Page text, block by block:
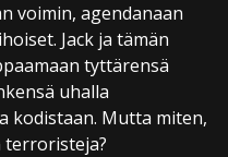
voimin, agendanaan
Jack ja tämän
tyttärensä
uhalla
kodistaan. Mutta miten,